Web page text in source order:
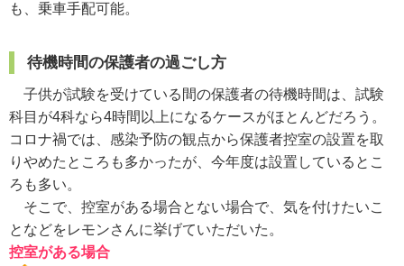
も、乗車手配可能。
待機時間の保護者の過ごし方
子供が試験を受けている間の保護者の待機時間は、試験
科目が4科なら4時間以上になるケースがほとんどだろう。
コロナ禍では、感染予防の観点から保護者控室の設置を取
りやめたところも多かったが、今年度は設置しているとこ
ろも多い。
そこで、控室がある場合とない場合で、気を付けたいこ
となどをレモンさんに挙げていただいた。
控室がある場合